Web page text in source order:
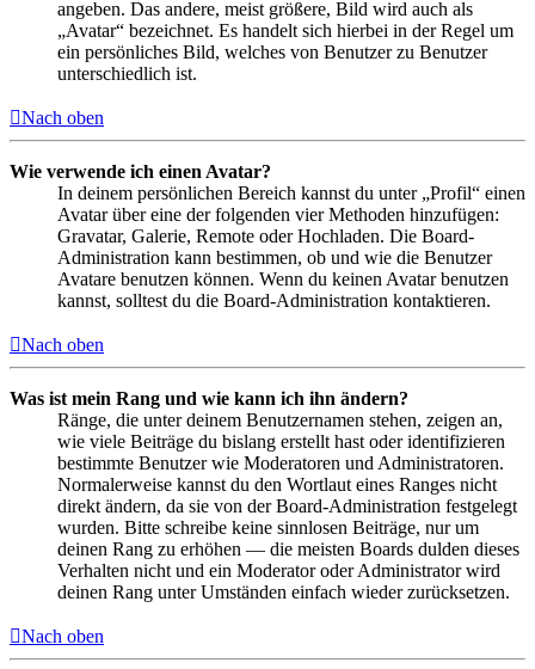
angeben. Das andere, meist größere, Bild wird auch als
„Avatar“ bezeichnet. Es handelt sich hierbei in der Regel um
ein persönliches Bild, welches von Benutzer zu Benutzer
unterschiedlich ist.
Nach oben
Wie verwende ich einen Avatar?
In deinem persönlichen Bereich kannst du unter „Profil“ einen
Avatar über eine der folgenden vier Methoden hinzufügen:
Gravatar, Galerie, Remote oder Hochladen. Die Board-
Administration kann bestimmen, ob und wie die Benutzer
Avatare benutzen können. Wenn du keinen Avatar benutzen
kannst, solltest du die Board-Administration kontaktieren.
Nach oben
Was ist mein Rang und wie kann ich ihn ändern?
Ränge, die unter deinem Benutzernamen stehen, zeigen an,
wie viele Beiträge du bislang erstellt hast oder identifizieren
bestimmte Benutzer wie Moderatoren und Administratoren.
Normalerweise kannst du den Wortlaut eines Ranges nicht
direkt ändern, da sie von der Board-Administration festgelegt
wurden. Bitte schreibe keine sinnlosen Beiträge, nur um
deinen Rang zu erhöhen — die meisten Boards dulden dieses
Verhalten nicht und ein Moderator oder Administrator wird
deinen Rang unter Umständen einfach wieder zurücksetzen.
Nach oben